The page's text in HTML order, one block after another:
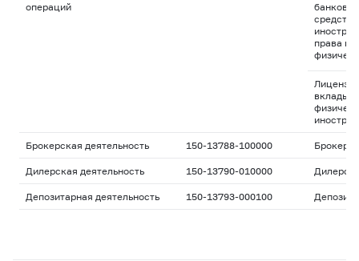
операций
права
вклады
Брокерская деятельность 150-13788-100000
Дилерская деятельность 150-13790-010000
Депозитарная деятельность 150-13793-000100